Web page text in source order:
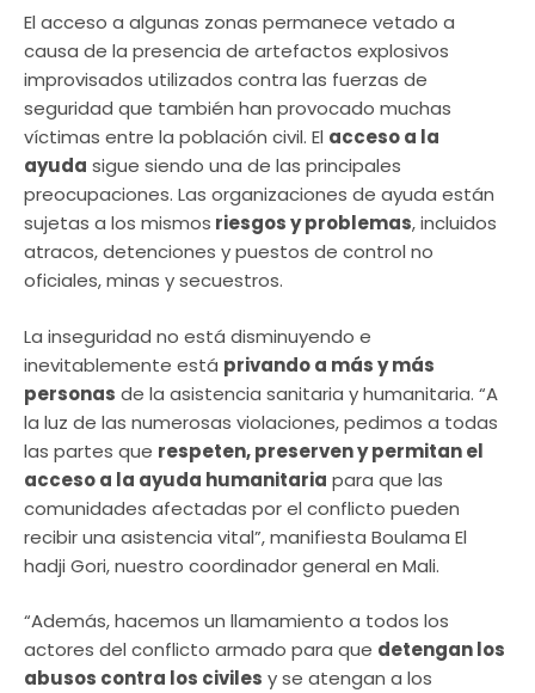
El acceso a algunas zonas permanece vetado a
causa de la presencia de artefactos explosivos
improvisados ​​utilizados contra las fuerzas de
seguridad que también han provocado muchas
víctimas entre la población civil. El acceso a la
ayuda sigue siendo una de las principales
preocupaciones. Las organizaciones de ayuda están
sujetas a los mismos riesgos y problemas, incluidos
atracos, detenciones y puestos de control no
oficiales, minas y secuestros.
La inseguridad no está disminuyendo e
inevitablemente está privando a más y más
personas de la asistencia sanitaria y humanitaria. “A
la luz de las numerosas violaciones, pedimos a todas
las partes que respeten, preserven y permitan el
acceso a la ayuda humanitaria para que las
comunidades afectadas por el conflicto pueden
recibir una asistencia vital”, manifiesta Boulama El
hadji Gori, nuestro coordinador general en Mali.
“Además, hacemos un llamamiento a todos los
actores del conflicto armado para que detengan los
abusos contra los civiles y se atengan a los